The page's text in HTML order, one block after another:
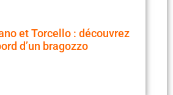
et Torcello : découvrez
d’un bragozzo